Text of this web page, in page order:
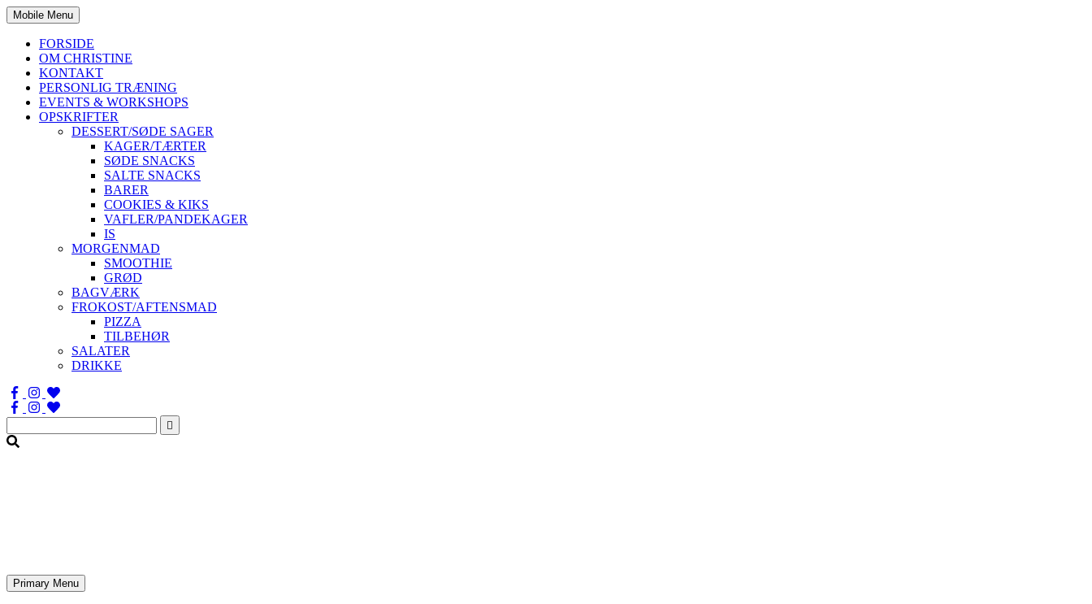
Mobile Menu
FORSIDE
OM CHRISTINE
KONTAKT
PERSONLIG TRÆNING
EVENTS & WORKSHOPS
OPSKRIFTER
DESSERT/SØDE SAGER
KAGER/TÆRTER
SØDE SNACKS
SALTE SNACKS
BARER
COOKIES & KIKS
VAFLER/PANDEKAGER
IS
MORGENMAD
SMOOTHIE
GRØD
BAGVÆRK
FROKOST/AFTENSMAD
PIZZA
TILBEHØR
SALATER
DRIKKE
Søg
efter:
Primary Menu